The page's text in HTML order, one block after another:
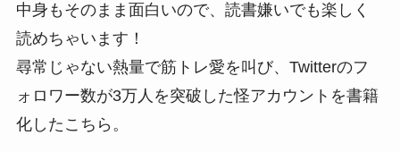
中身もそのまま面白いので、読書嫌いでも楽しく
読めちゃいます！
尋常じゃない熱量で筋トレ愛を叫び、Twitterのフ
ォロワー数が3万人を突破した怪アカウントを書籍
化したこちら。